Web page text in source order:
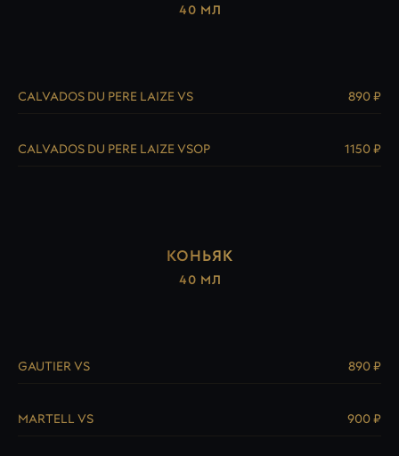
40 МЛ
CALVADOS DU PERE LAIZE VS 890 ₽
CALVADOS DU PERE LAIZE VSOP 1150 ₽
КОНЬЯК
40 МЛ
GAUTIER VS 890 ₽
MARTELL VS 900 ₽